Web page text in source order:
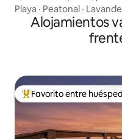
Playa · Peatonal ·
Alojamientos
Favorito entre
Favorito entre